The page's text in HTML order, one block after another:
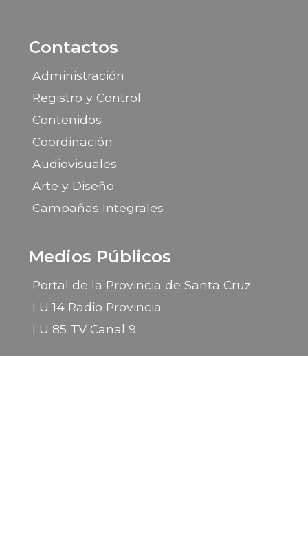
Contactos
Administración
Registro y Control
Contenidos
Coordinación
Audiovisuales
Arte y Diseño
Campañas Integrales
Medios Públicos
Portal de la Provincia de Santa Cruz
LU 14 Radio Provincia
LU 85 TV Canal 9